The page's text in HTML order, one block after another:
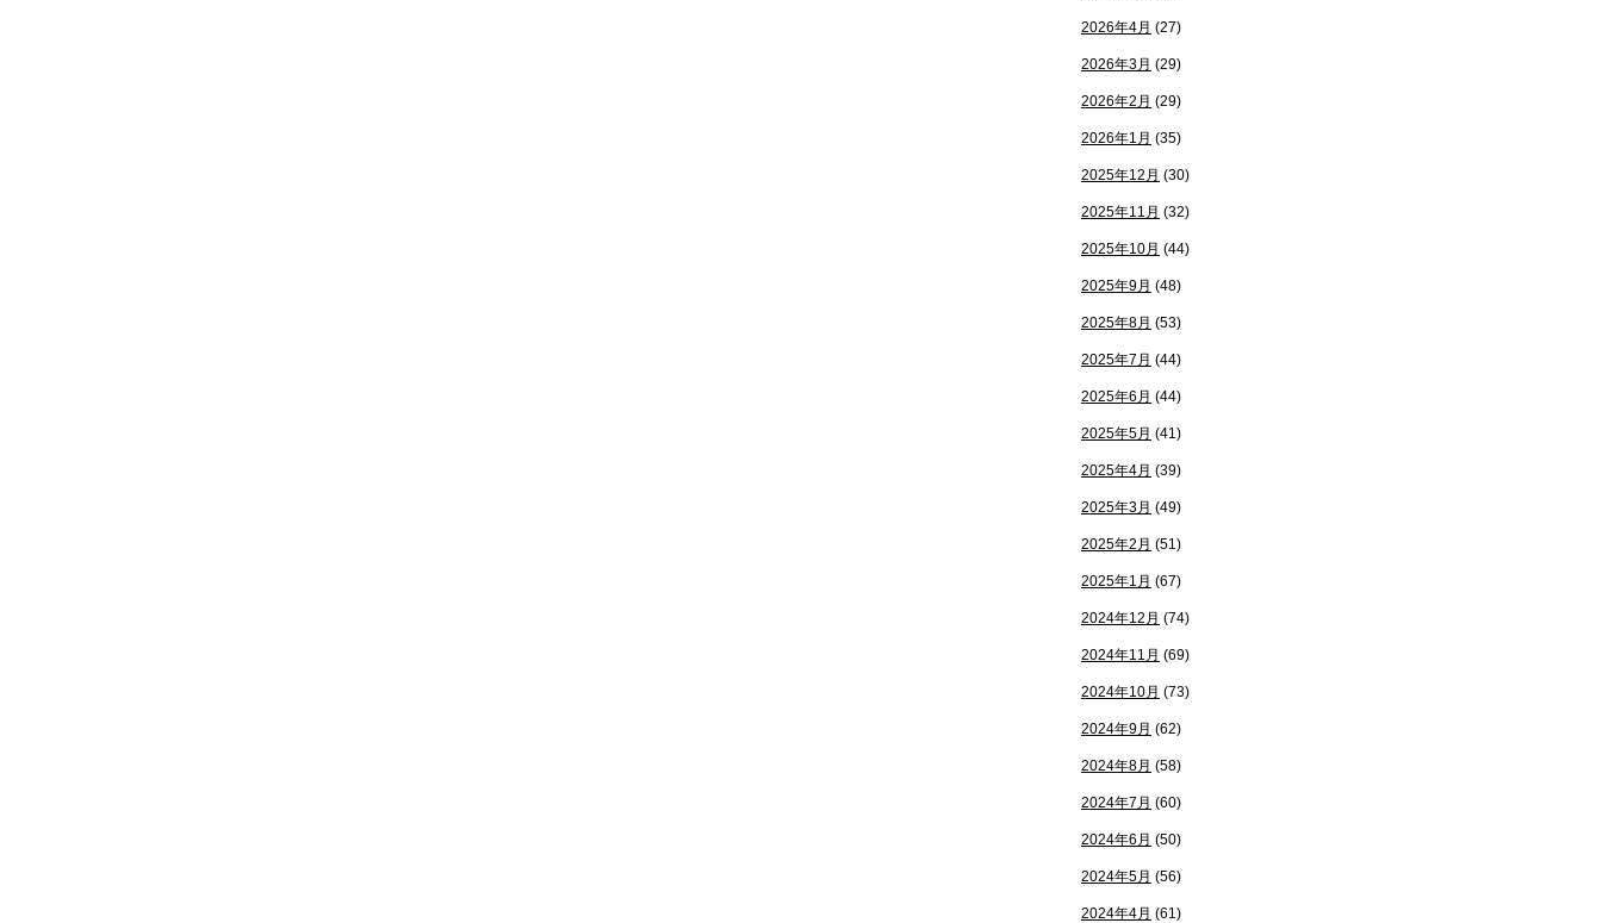
2026年4月 (27)
2026年3月 (29)
2026年2月 (29)
2026年1月 (35)
2025年12月 (30)
2025年11月 (32)
2025年10月 (44)
2025年9月 (48)
2025年8月 (53)
2025年7月 (44)
2025年6月 (44)
2025年5月 (41)
2025年4月 (39)
2025年3月 (49)
2025年2月 (51)
2025年1月 (67)
2024年12月 (74)
2024年11月 (69)
2024年10月 (73)
2024年9月 (62)
2024年8月 (58)
2024年7月 (60)
2024年6月 (50)
2024年5月 (56)
2024年4月 (61)